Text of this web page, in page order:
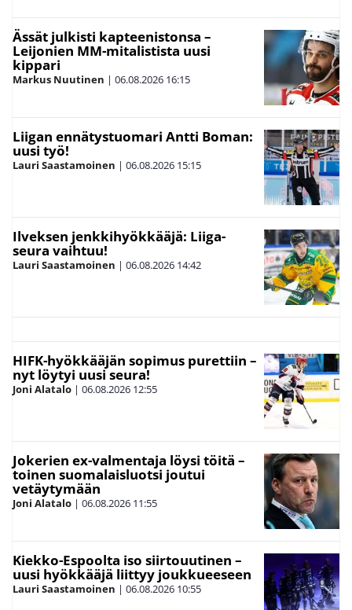
Ässät julkisti kapteenistonsa –
Leijonien MM-mitalistista uusi
kippari
Markus Nuutinen | 06.08.2026 16:15
Liigan ennätystuomari Antti Boman:
uusi työ!
Lauri Saastamoinen | 06.08.2026 15:15
Ilveksen jenkkihyökkääjä: Liiga-
seura vaihtuu!
Lauri Saastamoinen | 06.08.2026 14:42
HIFK-hyökkääjän sopimus purettiin –
nyt löytyi uusi seura!
Joni Alatalo | 06.08.2026 12:55
Jokerien ex-valmentaja löysi töitä –
toinen suomalaisluotsi joutui
vetäytymään
Joni Alatalo | 06.08.2026 11:55
Kiekko-Espoolta iso siirtouutinen –
uusi hyökkääjä liittyy joukkueeseen
Lauri Saastamoinen | 06.08.2026 10:55